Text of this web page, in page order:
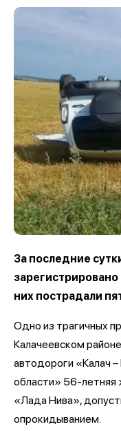
За последние
них пострадали
Одно из трагичных
Калачеевском
автодороги «Калач
области» 56-летняя
«Лада Нива»,
опрокидыванием.